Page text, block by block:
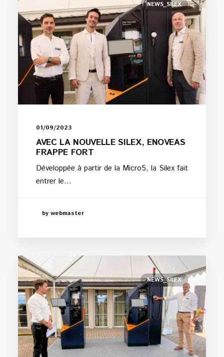
NEWS_SILEX
01/09/2023
AVEC LA NOUVELLE SILEX, ENOVEAS
FRAPPE FORT
Développée à partir de la Micro5, la Silex fait
entrer le…
by webmaster
NEWS_SILEX